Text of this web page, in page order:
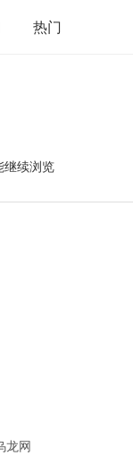
热门
继续浏览
龙网